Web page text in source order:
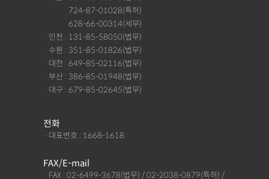
724-87-01028(특허)
628-66-00314(세무)
· 인천 : 131-85-58050(법무)
· 수원 : 351-85-01826(법무)
· 대전 : 649-85-02116(법무)
· 부산 : 386-85-01948(법무)
· 대구 : 679-85-02645(법무)
전화
· 대표번호 : 1668-1618
FAX/E-mail
· FAX : 02-6499-3678(법무) / 02-2038-0879(특허) /